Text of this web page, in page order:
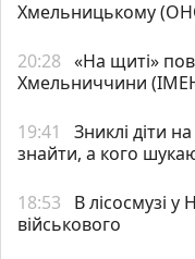
Хмельницькому
20:28 «На щиті»
Хмельниччини
19:41
Зниклі діти
знайти, а кого
18:53
В лісосмузі у
військового